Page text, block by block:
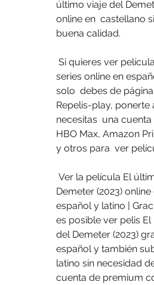
último viaje del
online en  castellano
buena calidad.
series online en
solo  debes de
Repelis-play, ponerte
necesitas  una
HBO Max, Amazon
y otros para  ver
Demeter (2023)
español y latino |
es posible ver pelis
del Demeter (2023)
español y también
latino sin necesidad
cuenta de premium